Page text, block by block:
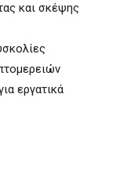
και σκέψης
εργατικά